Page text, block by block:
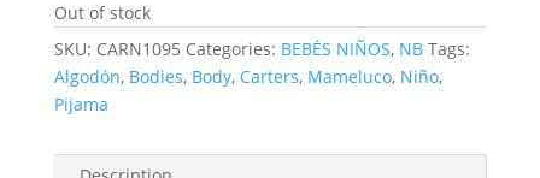
Out of stock
SKU: CARN1095 Categories: BEBÉS NIÑOS, NB Tags:
Algodón, Bodies, Body, Carters, Mameluco, Niño,
Pijama